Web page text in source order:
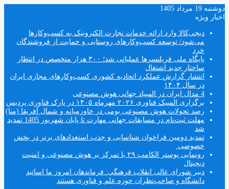
دوشنبه 19 مرداد 1405
اخبار ویژه
دیجی‌کالا وارد ارائه خدمات تجارت الکترونیک به کسب‌وکارها
می‌شود/ توسعه کسب‌وکارهای روستایی و حمایت از فروشندگان
خرد
پایگاه ملی فریلنسرها عملیاتی شد؛ ۳۰۰ هزار متخصص در انتظار
ساختار جدید اشتغال
انتشار گزارش عملکرد اتحادیه کشوری کسب‌وکارهای مجازی ایران
در سال ۱۴۰۴
4 مدال ایران در المپیاد جهانی هوش مصنوعی
برگزاری المپیک فناوری ۲۰۲۶ مهرماه ۱۴۰۵ در پارک فناوری پردیس
رصد تحولات هوش مصنوعی بومی در خاورمیانه و شمال آفریقا (منا)
مهلت ثبت‌نام در مسابقات جهانی مهارت تا پایان شهریور 1405 تمدید
شد
تمدید دومین فراخوان شناسایی و جذب استعدادهای برتر در بخش
خصوصی
رونمایی پوستر الکامپ ۲۹ با تمرکز بر هوش مصنوعی و امنیت
دیجیتال
دبیر شورای عالی انقلاب فرهنگی: فرماندهان امروز ما اساتید
دانشگاه و صاحب‌نظران حوزه علم و فناوری هستند